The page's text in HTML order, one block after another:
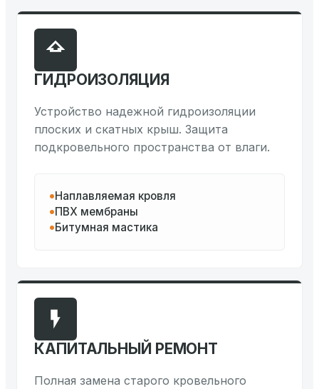
ГИДРОИЗОЛЯЦИЯ
Устройство надежной гидроизоляции
плоских и скатных крыш. Защита
подкровельного пространства от влаги.
Наплавляемая кровля
ПВХ мембраны
Битумная мастика
КАПИТАЛЬНЫЙ РЕМОНТ
Полная замена старого кровельного